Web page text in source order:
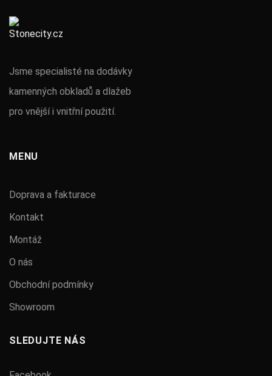
Jsme specialisté na dodávky
kamenných obkladů a dlažeb
pro vnější i vnitřní použití.
MENU
Doprava a fakturace
Kontakt
Montáž
O nás
Obchodní podmínky
Showroom
SLEDUJTE NÁS